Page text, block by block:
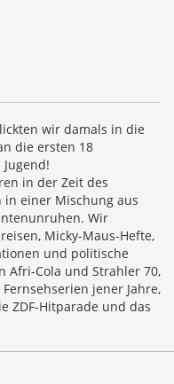
wir damals in die
die ersten 18
in der Zeit des
in einer Mischung aus
Wir
Micky-Maus-Hefte,
und politische
Afri-Cola und Strahler 70,
jener Jahre,
ZDF-Hitparade und das